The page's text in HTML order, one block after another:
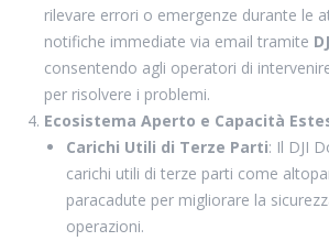
rilevare errori o emergenze durante le
notifiche immediate via email tramite
consentendo agli operatori di
per risolvere i problemi.
Ecosistema Aperto e Capacità
Carichi Utili di Terze Parti: Il DJI
carichi utili di terze parti come
paracadute per migliorare la
operazioni.